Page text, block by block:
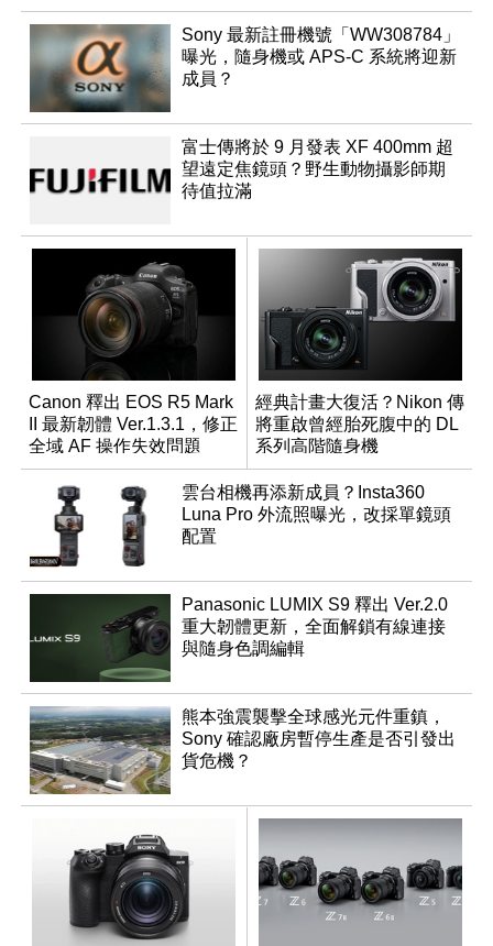
Sony 最新註冊機號「WW308784」
曝光，隨身機或 APS-C 系統將迎新
成員？
富士傳將於 9 月發表 XF 400mm 超
望遠定焦鏡頭？野生動物攝影師期
待值拉滿
Canon 釋出 EOS R5 Mark
II 最新韌體 Ver.1.3.1，修正
全域 AF 操作失效問題
經典計畫大復活？Nikon 傳
將重啟曾經胎死腹中的 DL
系列高階隨身機
雲台相機再添新成員？Insta360
Luna Pro 外流照曝光，改採單鏡頭
配置
Panasonic LUMIX S9 釋出 Ver.2.0
重大韌體更新，全面解鎖有線連接
與隨身色調編輯
熊本強震襲擊全球感光元件重鎮，
Sony 確認廠房暫停生產是否引發出
貨危機？